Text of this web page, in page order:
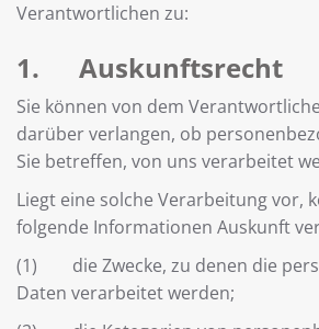
Verantwortlichen zu:
1. Auskunftsrecht
Sie können von dem
darüber verlangen, ob
Sie betreffen, von uns verarbeitet
Liegt eine solche Verarbeitung vor,
folgende Informationen Auskunft
(1) die Zwecke, zu denen die
Daten verarbeitet werden;